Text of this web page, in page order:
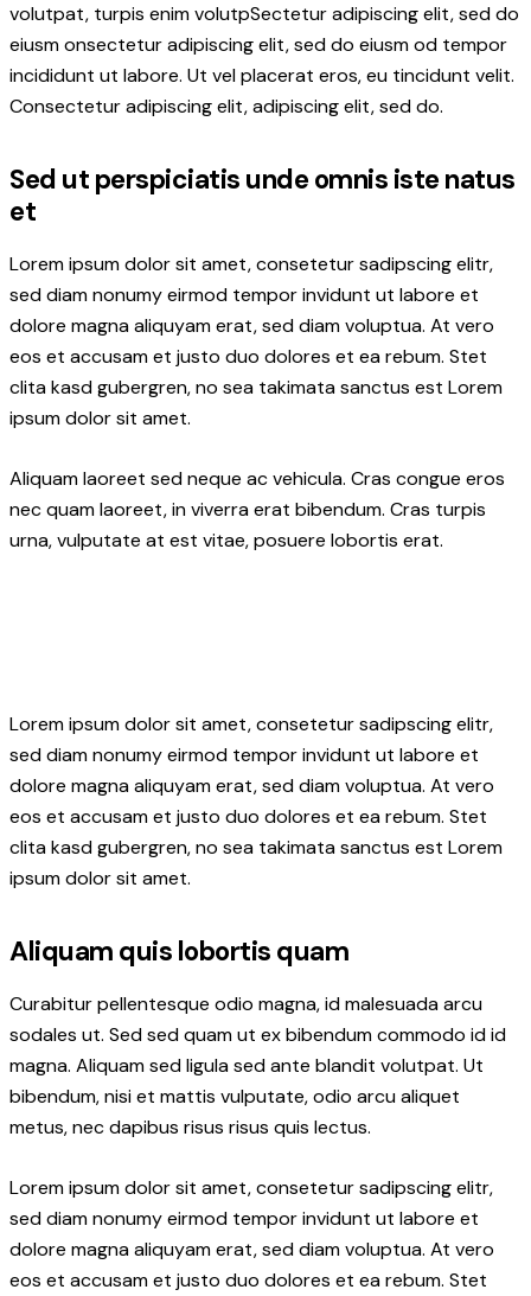
volutpat, turpis enim volutpSectetur adipiscing elit, sed do
eiusm onsectetur adipiscing elit, sed do eiusm od tempor
incididunt ut labore. Ut vel placerat eros, eu tincidunt velit.
Consectetur adipiscing elit, adipiscing elit, sed do.
Sed ut perspiciatis unde omnis iste natus
et
Lorem ipsum dolor sit amet, consetetur sadipscing elitr,
sed diam nonumy eirmod tempor invidunt ut labore et
dolore magna aliquyam erat, sed diam voluptua. At vero
eos et accusam et justo duo dolores et ea rebum. Stet
clita kasd gubergren, no sea takimata sanctus est Lorem
ipsum dolor sit amet.
Aliquam laoreet sed neque ac vehicula. Cras congue eros
nec quam laoreet, in viverra erat bibendum. Cras turpis
urna, vulputate at est vitae, posuere lobortis erat.
Lorem ipsum dolor sit amet, consetetur sadipscing elitr,
sed diam nonumy eirmod tempor invidunt ut labore et
dolore magna aliquyam erat, sed diam voluptua. At vero
eos et accusam et justo duo dolores et ea rebum. Stet
clita kasd gubergren, no sea takimata sanctus est Lorem
ipsum dolor sit amet.
Aliquam quis lobortis quam
Curabitur pellentesque odio magna, id malesuada arcu
sodales ut. Sed sed quam ut ex bibendum commodo id id
magna. Aliquam sed ligula sed ante blandit volutpat. Ut
bibendum, nisi et mattis vulputate, odio arcu aliquet
metus, nec dapibus risus risus quis lectus.
Lorem ipsum dolor sit amet, consetetur sadipscing elitr,
sed diam nonumy eirmod tempor invidunt ut labore et
dolore magna aliquyam erat, sed diam voluptua. At vero
eos et accusam et justo duo dolores et ea rebum. Stet